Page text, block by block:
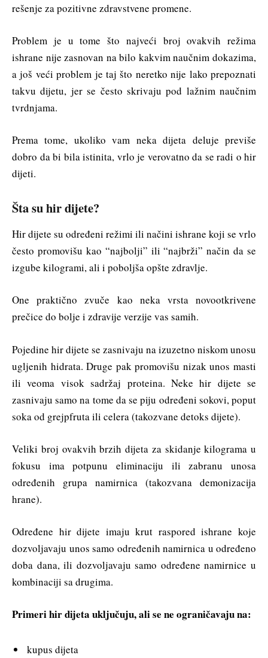
rešenje za pozitivne zdravstvene promene.
Problem je u tome što najveći broj ovakvih režima
ishrane nije zasnovan na bilo kakvim naučnim dokazima,
a još veći problem je taj što neretko nije lako prepoznati
takvu dijetu, jer se često skrivaju pod lažnim naučnim
tvrdnjama.
Prema tome, ukoliko vam neka dijeta deluje previše
dobro da bi bila istinita, vrlo je verovatno da se radi o hir
dijeti.
Šta su hir dijete?
Hir dijete su određeni režimi ili načini ishrane koji se vrlo
često promovišu kao “najbolji” ili “najbrži” način da se
izgube kilogrami, ali i poboljša opšte zdravlje.
One praktično zvuče kao neka vrsta novootkrivene
prečice do bolje i zdravije verzije vas samih.
Pojedine hir dijete se zasnivaju na izuzetno niskom unosu
ugljenih hidrata. Druge pak promovišu nizak unos masti
ili veoma visok sadržaj proteina. Neke hir dijete se
zasnivaju samo na tome da se piju određeni sokovi, poput
soka od grejpfruta ili celera (takozvane detoks dijete).
Veliki broj ovakvih brzih dijeta za skidanje kilograma u
fokusu ima potpunu eliminaciju ili zabranu unosa
određenih grupa namirnica (takozvana demonizacija
hrane).
Određene hir dijete imaju krut raspored ishrane koje
dozvoljavaju unos samo određenih namirnica u određeno
doba dana, ili dozvoljavaju samo određene namirnice u
kombinaciji sa drugima.
Primeri hir dijeta uključuju, ali se ne ograničavaju na:
kupus dijeta